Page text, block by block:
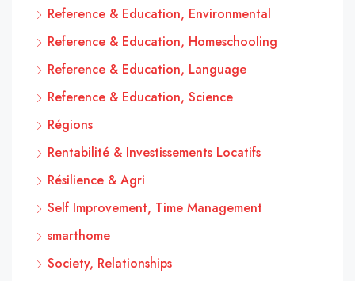
Reference & Education, Environmental
Reference & Education, Homeschooling
Reference & Education, Language
Reference & Education, Science
Régions
Rentabilité & Investissements Locatifs
Résilience & Agri
Self Improvement, Time Management
smarthome
Society, Relationships